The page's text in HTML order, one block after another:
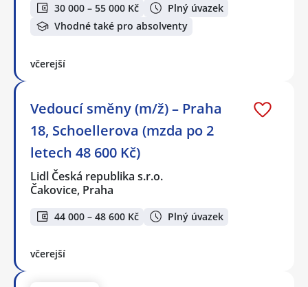
30 000 – 55 000 Kč
Plný úvazek
Vhodné také pro absolventy
včerejší
Vedoucí směny (m/ž) – Praha
18, Schoellerova (mzda po 2
letech 48 600 Kč)
Lidl Česká republika s.r.o.
Čakovice, Praha
44 000 – 48 600 Kč Plný úvazek
včerejší